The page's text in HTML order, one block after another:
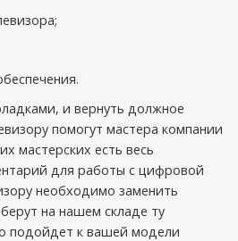
и вернуть должное
помогут мастера компании
мастерских есть весь
для работы с цифровой
необходимо заменить
на нашем складе ту
подойдет к вашей модели